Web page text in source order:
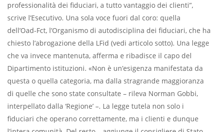
professionalità dei fiduciari, a tutto vantaggio dei clienti”,
scrive l’Esecutivo. Una sola voce fuori dal coro: quella
dell’Oad-Fct, l’Organismo di autodisciplina dei fiduciari, che ha
chiesto l’abrogazione della LFid (vedi articolo sotto). Una legge
che va invece mantenuta, afferma e ribadisce il capo del
Dipartimento istituzioni. «Non è un’esigenza manifestata da
questa o quella categoria, ma dalla stragrande maggioranza
di quelle che sono state consultate – rileva Norman Gobbi,
interpellato dalla ‘Regione’ –. La legge tutela non solo i
fiduciari che operano correttamente, ma i clienti e dunque